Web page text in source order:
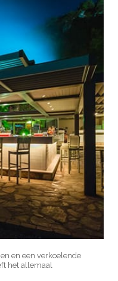
en een verkoelende
het allemaal